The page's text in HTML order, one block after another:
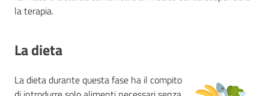
la terapia.
La dieta
La dieta durante questa fase ha il compito